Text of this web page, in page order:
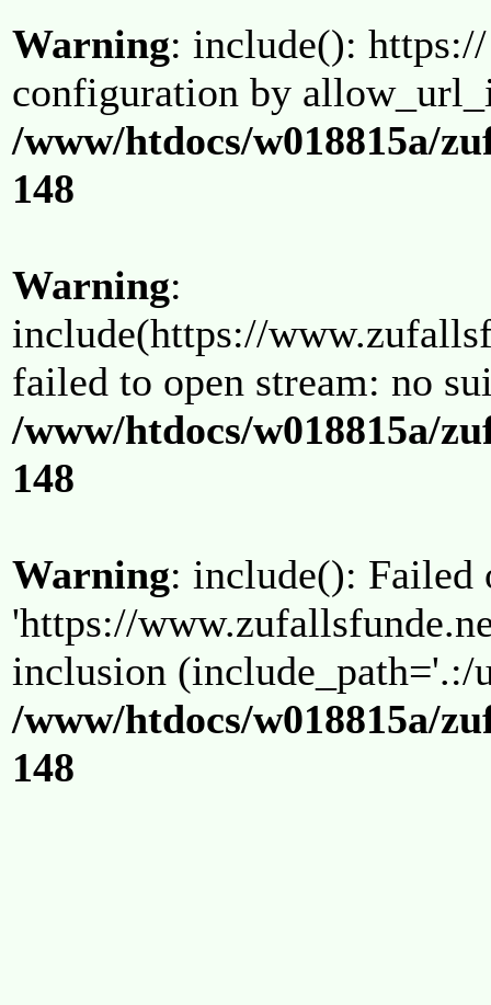
Warning: include():
configuration by
/www/htdocs/w018815a/
148
Warning:
include(https://
failed to open stream: no
/www/htdocs/w018815a/
148
Warning: include(): Failed
'https://
inclusion (include_path='.:/
/www/htdocs/w018815a/
148